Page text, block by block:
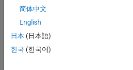
votre
région.
Senior Software Quality Engineer
Senior
简体中文
English
日本 (日本語)
한국 (한국어)